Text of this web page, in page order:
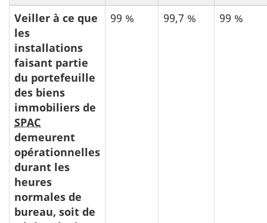
Veiller à ce que
les
installations
faisant partie
du portefeuille
des biens
immobiliers de
SPAC
demeurent
opérationnelles
durant les
heures
normales de
bureau, soit de
99 % 99,7 % 99 %